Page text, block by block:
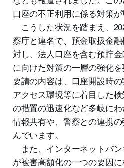
口座の不正利用に係る対策が
こうした状況を踏まえ、
察庁と連名で、預金取扱金
対し、法人口座を含む預貯
に向けた対策の一層の強化を
要請の内容は、口座開設時
アクセス環境等に着目した
の措置の迅速化など多岐に
情報共有や、警察との連携
んでいます。
また、インターネットバ
が被害高額化の一つの要因